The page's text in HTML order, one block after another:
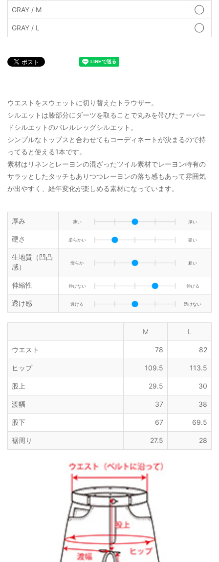
GRAY / M ◯
GRAY / L ◯
ウエストをスウェットに切り替えたトラウザー。
シルエットは膝部分にダーツを取ることで丸みを帯びたテーパー
ドシルエットのバレルレッグシルエット。
シンプルなトップスと合わせてもコーディネートが決まるので持
ってると使える1本です。
素材はリネンとレーヨンの混ざったツイル素材でレーヨン特有の
サラッとしたタッチもありつつレーヨンの落ち感もあって雰囲気
が出やすく、経年変化が楽しめる素材になっています。
厚み 薄い 厚い
硬さ 柔らかい 硬い
生地質（凹凸
感）
滑らか 粗い
伸縮性 伸びない 伸びる
透け感 透ける 透けない
M L
ウエスト 78 82
ヒップ 109.5 113.5
股上 29.5 30
渡幅 37 38
股下 67 69.5
裾周り 27.5 28